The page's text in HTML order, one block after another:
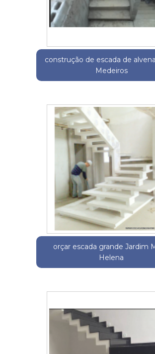
construção de escada de
Medeiros
orçar escada grande Jardim
Helena